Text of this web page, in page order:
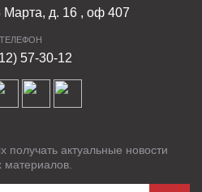
Марта, д. 16 , оф 407
ТЕЛЕФОН
57-30-12
актуальные новости